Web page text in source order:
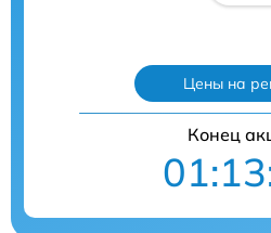
Цены на
Конец